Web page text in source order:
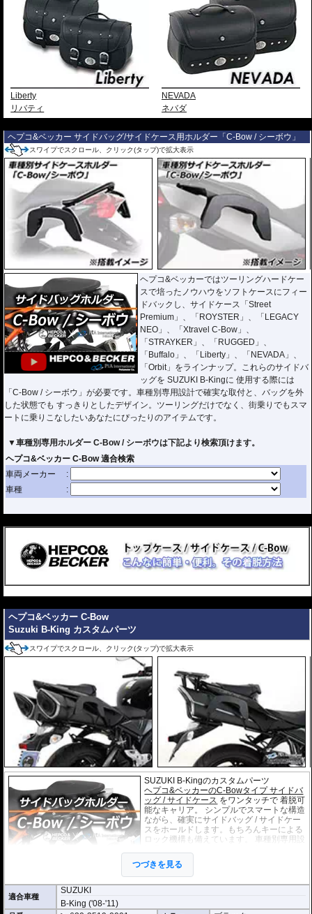
Liberty
リバティ
NEVADA
ネバダ
ヘプコ&ベッカー サイドバッグ/サイドケース用ホルダー「C-Bow / シーボウ」
スワイプでスクロール、クリック(タップ)で拡大表示
ヘプコ&ベッカーではツーリングハードケー
スで培ったノウハウをソフトケースにフィー
ドバックし、サイドケース「Street
Premium」、「ROYSTER」、「LEGACY
NEO」、「Xtravel C-Bow」、
「STRAYKER」、「RUGGED」、
「Buffalo」、「Liberty」、「NEVADA」、
「Orbit」をラインナップ。これらのサイドバ
ッグを SUZUKI B-Kingに 使用する際には
「C-Bow / シーボウ」が必要です。車種別専用設計で確実な取付と、バッグを外
した状態でも すっきりとしたデザイン。ツーリングだけでなく、街乗りでもスマ
ートに乗りこなしたいあなたにぴったりのアイテムです。
▼車種別専用ホルダー C-Bow / シーボウは下記より検索頂けます。
ヘプコ&ベッカー C-Bow
Suzuki B-King カスタムパーツ
スワイプでスクロール、クリック(タップ)で拡大表示
SUZUKI B-Kingのカスタムパーツ
ヘプコ&ベッカーのC-Bowタイプ サイドバ
ッグ / サイドケース をワンタッチで 着脱可
能なキャリア。 シンプルでスマートな構造
ながら、確実にサイドバッグ / サイドケー
スをホールドします。もちろんキーによる
ロック機構も備えています。 車種別専用設
※耐加重 : 片側 5kg (ケース、バッグの自重
を除く)
※サイドケースは別売です。こちらからお求め下さい。
※バッグの搭載位置を 50mm 前方または後方、30mm 上方または下方に移設す
つづきを見る
適合車種
SUZUKI
B-King ('08-'11)